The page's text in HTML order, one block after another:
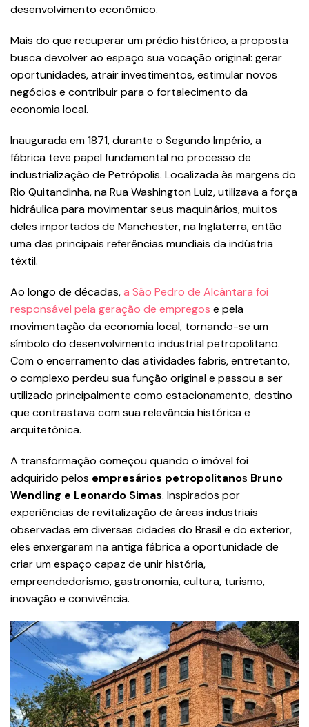
desenvolvimento econômico.
Mais do que recuperar um prédio histórico, a proposta
busca devolver ao espaço sua vocação original: gerar
oportunidades, atrair investimentos, estimular novos
negócios e contribuir para o fortalecimento da
economia local.
Inaugurada em 1871, durante o Segundo Império, a
fábrica teve papel fundamental no processo de
industrialização de Petrópolis. Localizada às margens do
Rio Quitandinha, na Rua Washington Luiz, utilizava a força
hidráulica para movimentar seus maquinários, muitos
deles importados de Manchester, na Inglaterra, então
uma das principais referências mundiais da indústria
têxtil.
Ao longo de décadas,a São Pedro de Alcântara foi
responsável pela geração de empregos e pela
movimentação da economia local, tornando-se um
símbolo do desenvolvimento industrial petropolitano.
Com o encerramento das atividades fabris, entretanto,
o complexo perdeu sua função original e passou a ser
utilizado principalmente como estacionamento, destino
que contrastava com sua relevância histórica e
arquitetônica.
A transformação começou quando o imóvel foi
adquirido pelos empresários petropolitanos Bruno
Wendling e Leonardo Simas. Inspirados por
experiências de revitalização de áreas industriais
observadas em diversas cidades do Brasil e do exterior,
eles enxergaram na antiga fábrica a oportunidade de
criar um espaço capaz de unir história,
empreendedorismo, gastronomia, cultura, turismo,
inovação e convivência.